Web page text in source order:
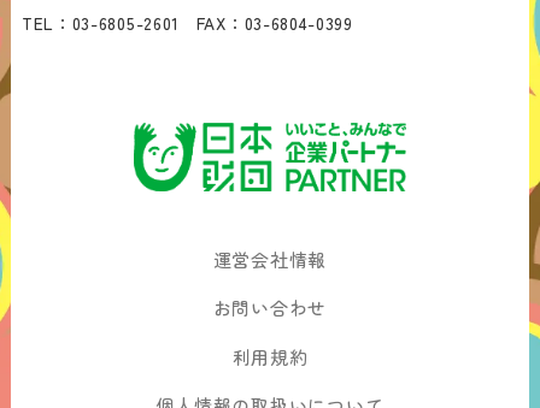
TEL： 03-6805-2601 FAX： 03-6804-0399
運営会社情報
お問い合わせ
利用規約